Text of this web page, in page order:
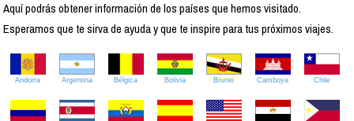
Aquí podrás obtener información de los países que hemos visitado.
Esperamos que te sirva de ayuda y que te inspire para tus próximos viajes.
Andorra Argentina Bélgica Bolivia Brunei Camboya Chile